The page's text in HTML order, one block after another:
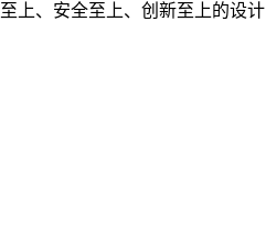
上、安全至上、创新至上的设计